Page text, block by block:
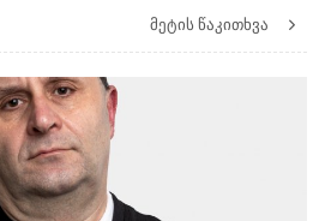
მეტის წაკითხვა